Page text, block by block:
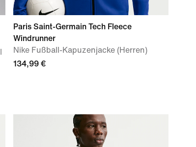
Paris Saint-Germain Tech Fleece
Windrunner
Nike Fußball-Kapuzenjacke (Herren)
134,99 €